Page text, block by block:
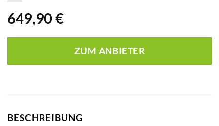
649,90 €
ZUM ANBIETER
BESCHREIBUNG